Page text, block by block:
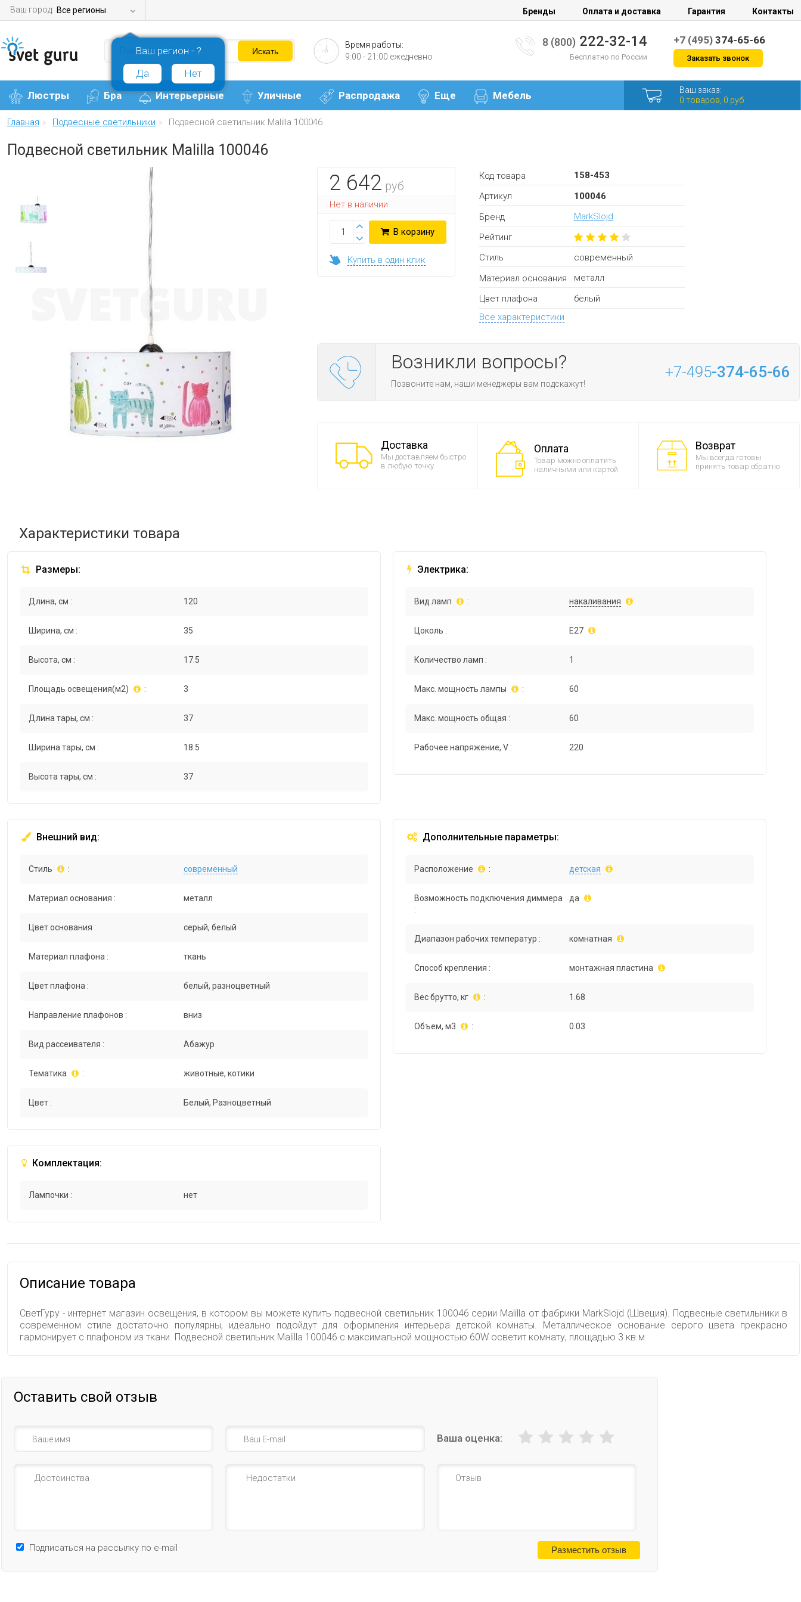
Ваш город: Все регионы
Ваш регион - ?
Да
Нет
Бренды Оплата и доставка Гарантия Контакты
Время работы:
9:00 - 21:00 ежедневно
8 (800) 222-32-14
Бесплатно по России
+7 (495)374-65-66
Заказать звонок
Люстры Бра Интерьерные Уличные Распродажа Еще Мебель
Ваш заказ:
0 товаров, 0 руб
Главная Подвесные светильники Подвесной светильник Malilla 100046
Подвесной светильник Malilla 100046
2 642 руб
Нет в наличии
В корзину
Купить в один клик
Код товара
158-453
Артикул
100046
Бренд
MarkSlojd
Рейтинг
Стиль
современный
Материал основания
металл
Цвет плафона
белый
Все характеристики
Возникли вопросы?
Позвоните нам, наши менеджеры вам подскажут!
+7-495-374-65-66
Доставка
Мы доставляем быстро
в любую точку
Оплата
Товар можно оплатить
наличными или картой
Возврат
Мы всегда готовы
принять товар обратно
Характеристики товара
Размеры:
Длина, см : 120
Ширина, см : 35
Высота, см : 17.5
Площадь освещения(м2) : 3
Длина тары, см : 37
Ширина тары, см : 18.5
Высота тары, см : 37
Электрика:
Вид ламп : накаливания
Цоколь : E27
Количество ламп : 1
Макс. мощность лампы : 60
Макс. мощность общая : 60
Рабочее напряжение, V : 220
Внешний вид:
Стиль : современный
Материал основания : металл
Цвет основания : серый, белый
Материал плафона : ткань
Цвет плафона : белый, разноцветный
Направление плафонов : вниз
Вид рассеивателя : Абажур
Тематика : животные, котики
Цвет : Белый, Разноцветный
Дополнительные параметры:
Расположение : детская
Возможность подключения диммера
:
да
Диапазон рабочих температур : комнатная
Способ крепления : монтажная пластина
Вес брутто, кг : 1.68
Объем, м3 : 0.03
Комплектация:
Лампочки : нет
Описание товара
СветГуру - интернет магазин освещения, в котором вы можете купить подвесной светильник 100046 серии Malilla от фабрики MarkSlojd (Швеция). Подвесные светильники в
современном стиле достаточно популярны, идеально подойдут для оформления интерьера детской комнаты. Металлическое основание серого цвета прекрасно
гармонирует с плафоном из ткани. Подвесной светильник Malilla 100046 с максимальной мощностью 60W осветит комнату, площадью 3 кв.м.
Оставить свой отзыв
Ваша оценка:
Подписаться на рассылку по e-mail